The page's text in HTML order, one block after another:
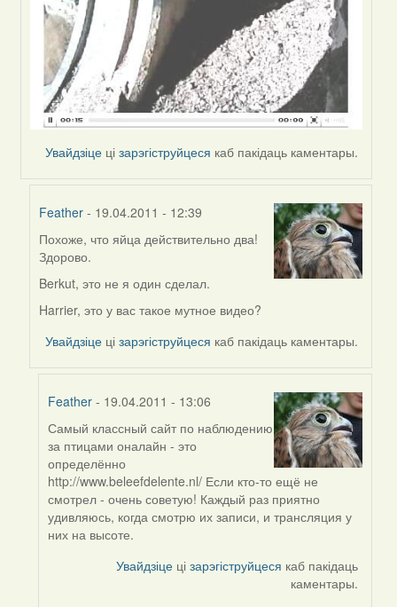
Увайдзіце цізарэгіструйцеся каб пакідаць каментары.
Feather - 19.04.2011 - 12:39
In
reply
to
Harrier
Похоже, что яйца действительно два!
Здорово.
Berkut, это не я один сделал.
Harrier, это у вас такое мутное видео?
Увайдзіце цізарэгіструйцеся каб пакідаць каментары.
Feather- 19.04.2011 - 13:06
In
reply
to
by
Feather
Самый классный сайт по наблюдению
за птицами оналайн - это
определённо
http://www.beleefdelente.nl/ Если кто-то ещё не
смотрел - очень советую! Каждый раз приятно
удивляюсь, когда смотрю их записи, и трансляция у
них на высоте.
Увайдзіце цізарэгіструйцеся каб пакідаць
каментары.